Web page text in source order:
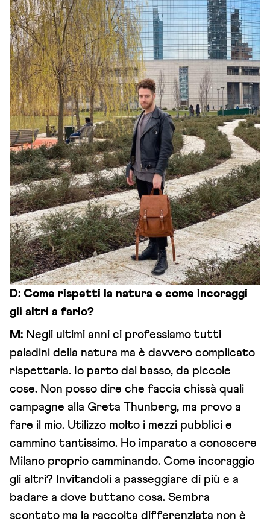
D: Come rispetti la natura e come incoraggi
gli altri a farlo?
M: Negli ultimi anni ci professiamo tutti
paladini della natura ma è davvero complicato
rispettarla. Io parto dal basso, da piccole
cose. Non posso dire che faccia chissà quali
campagne alla Greta Thunberg, ma provo a
fare il mio. Utilizzo molto i mezzi pubblici e
cammino tantissimo. Ho imparato a conoscere
Milano proprio camminando. Come incoraggio
gli altri? Invitandoli a passeggiare di più e a
badare a dove buttano cosa. Sembra
scontato ma la raccolta differenziata non è